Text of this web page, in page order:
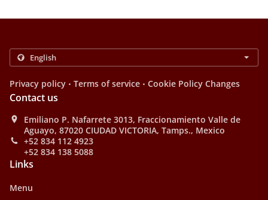
Privacy policy . Terms of service . Cookie Policy Changes
Contact us
Emiliano P. Nafarrete 3013, Fraccionamiento Valle de
Aguayo, 87020 CIUDAD VICTORIA, Tamps., Mexico
+52 834 112 4923
+52 834 138 5088
Links
Menu